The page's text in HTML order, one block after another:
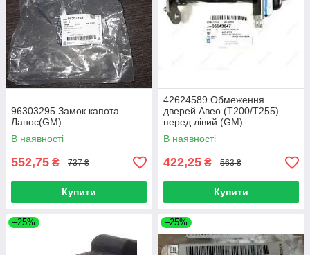
96303295 Замок капота
Ланос(GM)
В наявності
552,75 ₴ 737 ₴
Купити
42624589 Обмеження
дверей Авео (T200/Т255)
перед лівий (GM)
В наявності
422,25 ₴ 563 ₴
Купити
–25% –25%